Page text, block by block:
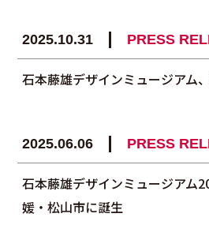
2025.10.31 PRESS
石本藤雄デザインミュージアム
2025.06.06 PRESS
石本藤雄デザインミュージアム
媛・松山市に誕生